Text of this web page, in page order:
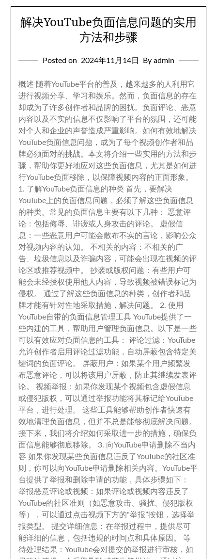
解决YouTube负面信息问题的实用
方法和步骤
Posted on 2024年11月14日 By admin
概述 随着YouTube平台的普及 ， 越来越多的人利用它
进行视频分享 、学习和娱乐。然而 ，负面信息的存在
却成为了许多创作者和品牌的困扰。负面评论 、恶意
内容以及不实的信息不仅影响了平台的氛围
，还可能
对个人和企业的声誉造成严重影响。如何有效地解决
YouTube负面信息问题 ， 成为了每个视频创作者和品
牌必须面对的挑战。本文将介绍一些实用的方法和步
骤 ，帮助你更好地应对这些负面信息 ， 尤其是如何进
行YouTube负面移除 ， 以保障视频内容的正面形象 。
1. 了解YouTube负面信息的种类 首先 ，要解决
YouTube上的负面信息问题 ， 必须了解这些负面信息
的种类。常见的负面信息主要有以下几种 ：恶意评
论 ：包括侮辱 、诽谤或人身攻击的评论。 虚假信
息 ：一些恶意用户可能会散布不实的言论 ， 影响公众
对视频内容的认知。不相关的内容 ：不相关的广
告 、垃圾信息以及诈骗内容 ， 可能会出现在视频的评
论区或推荐视频中 。抄袭或版权问题 ：有些用户可
能会未经授权使用他人内容 ， 导致视频被错误标记为
侵权 。通过了解这些负面信息的种类 ，创作者和品
牌才能有针对性地采取措施 ，解决问题。 2.使用
YouTube自带的负面信息管理工具 YouTube提供了一
些内建的工具 ，帮助用户管理负面信息 。
以下是一些
可以有效应对负面信息的工具 ：评论过滤 ：YouTube
允许创作者启用评论过滤功能 ， 自动屏蔽包含特定关
键词的负面评论。 屏蔽用户 ：如果某个用户频繁发
布恶意评论 ， 可以将该用户屏蔽 ，
防止其继续发表评
论。视频举报 ：如果你发现某个视频包含虚假信息
或侵犯版权 ， 可以通过举报功能将其标记给YouTube
平台 ，进行处理。这些工具能够帮助创作者快速有
效地清理负面信息 ，但并不总是能够彻底解决问题。
接下来 ，我们将介绍如何采取进一步的措施 ，确保负
面信息能够彻底移除。 3. 向YouTube申请删除不当内
容 如果你发现某些负面信息违反了YouTube的社区准
则
，你可以向YouTube申请删除相关内容。YouTube平
台提供了举报和删除申请的功能 ，具体步骤如下 ：
举报恶意评论或视频 ：如果评论或视频内容违反了
YouTube的社区准则（如恶意攻击 、骚扰 、侵犯版权
等）
， 可以通过点击视频下方的“举报”按钮 ，选择举
报类型。提交详细信息 ：在举报过程中 ，提供尽可
能详细的信息 ，包括违规的时间点和具体原因 。 等
待处理结果 ：YouTube会对提交的举报进行审核 ，如